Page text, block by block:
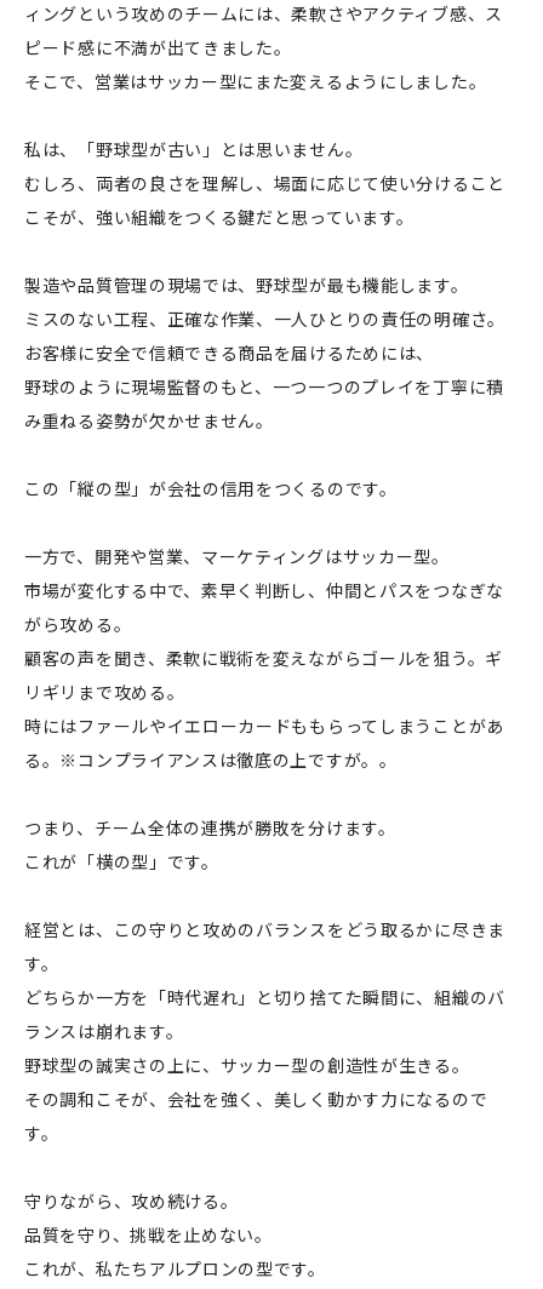
ィングという攻めのチームには、柔軟さやアクティブ感、ス
ピード感に不満が出てきました。
そこで、営業はサッカー型にまた変えるようにしました。
私は、「野球型が古い」とは思いません。
むしろ、両者の良さを理解し、場面に応じて使い分けること
こそが、強い組織をつくる鍵だと思っています。
製造や品質管理の現場では、野球型が最も機能します。
ミスのない工程、正確な作業、一人ひとりの責任の明確さ。
お客様に安全で信頼できる商品を届けるためには、
野球のように現場監督のもと、一つ一つのプレイを丁寧に積
み重ねる姿勢が欠かせません。
この「縦の型」が会社の信用をつくるのです。
一方で、開発や営業、マーケティングはサッカー型。
市場が変化する中で、素早く判断し、仲間とパスをつなぎな
がら攻める。
顧客の声を聞き、柔軟に戦術を変えながらゴールを狙う。ギ
リギリまで攻める。
時にはファールやイエローカードももらってしまうことがあ
る。※コンプライアンスは徹底の上ですが。。
つまり、チーム全体の連携が勝敗を分けます。
これが「横の型」です。
経営とは、この守りと攻めのバランスをどう取るかに尽きま
す。
どちらか一方を「時代遅れ」と切り捨てた瞬間に、組織のバ
ランスは崩れます。
野球型の誠実さの上に、サッカー型の創造性が生きる。
その調和こそが、会社を強く、美しく動かす力になるので
す。
守りながら、攻め続ける。
品質を守り、挑戦を止めない。
これが、私たちアルプロンの型です。